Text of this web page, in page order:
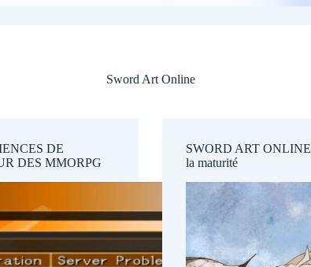
Sword Art Online
DE
DES MMORPG
SWORD ART
la maturité